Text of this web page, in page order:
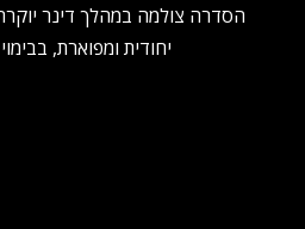
הסדרה צולמה במהלך דינר
יחודית ומפוארת,